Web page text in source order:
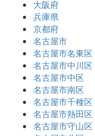
大阪府
兵庫県
京都府
名古屋市
名古屋市名東区
名古屋市中川区
名古屋市中区
名古屋市南区
名古屋市千種区
名古屋市熱田区
名古屋市守山区